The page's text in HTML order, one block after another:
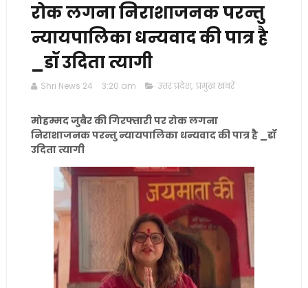
रोक लगना निराशाजनक परन्तु
न्यायपालिका धन्यवाद की पात्र है
_डॉ उदिता त्यागी
Shri News 24 3:20 am उत्तर प्रदेश, प्रमुख खबरें
मोहम्मद जुबैर की गिरफ्तारी पर रोक लगना
निराशाजनक परन्तु न्यायपालिका धन्यवाद की पात्र है _डॉ
उदिता त्यागी